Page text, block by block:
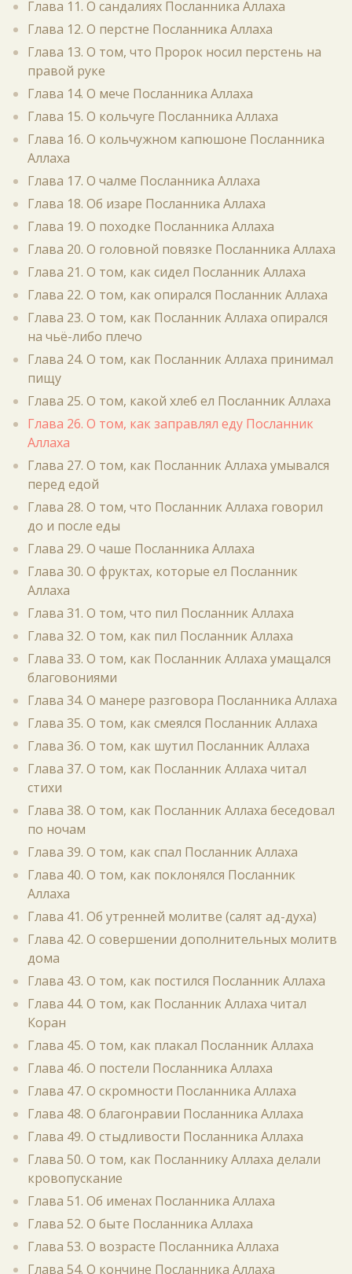
Глава 11. О сандалиях Посланника Аллаха
Глава 12. О перстне Посланника Аллаха
Глава 13. О том, что Пророк носил перстень на
правой руке
Глава 14. О мече Посланника Аллаха
Глава 15. О кольчуге Посланника Аллаха
Глава 16. О кольчужном капюшоне Посланника
Аллаха
Глава 17. О чалме Посланника Аллаха
Глава 18. Об изаре Посланника Аллаха
Глава 19. О походке Посланника Аллаха
Глава 20. О головной повязке Посланника Аллаха
Глава 21. О том, как сидел Посланник Аллаха
Глава 22. О том, как опирался Посланник Аллаха
Глава 23. О том, как Посланник Аллаха опирался
на чьё-либо плечо
Глава 24. О том, как Посланник Аллаха принимал
пищу
Глава 25. О том, какой хлеб ел Посланник Аллаха
Глава 26. О том, как заправлял еду Посланник
Аллаха
Глава 27. О том, как Посланник Аллаха умывался
перед едой
Глава 28. О том, что Посланник Аллаха говорил
до и после еды
Глава 29. О чаше Посланника Аллаха
Глава 30. О фруктах, которые ел Посланник
Аллаха
Глава 31. О том, что пил Посланник Аллаха
Глава 32. О том, как пил Посланник Аллаха
Глава 33. О том, как Посланник Аллаха умащался
благовониями
Глава 34. О манере разговора Посланника Аллаха
Глава 35. О том, как смеялся Посланник Аллаха
Глава 36. О том, как шутил Посланник Аллаха
Глава 37. О том, как Посланник Аллаха читал
стихи
Глава 38. О том, как Посланник Аллаха беседовал
по ночам
Глава 39. О том, как спал Посланник Аллаха
Глава 40. О том, как поклонялся Посланник
Аллаха
Глава 41. Об утренней молитве (салят ад-духа)
Глава 42. О совершении дополнительных молитв
дома
Глава 43. О том, как постился Посланник Аллаха
Глава 44. О том, как Посланник Аллаха читал
Коран
Глава 45. О том, как плакал Посланник Аллаха
Глава 46. О постели Посланника Аллаха
Глава 47. О скромности Посланника Аллаха
Глава 48. О благонравии Посланника Аллаха
Глава 49. О стыдливости Посланника Аллаха
Глава 50. О том, как Посланнику Аллаха делали
кровопускание
Глава 51. Об именах Посланника Аллаха
Глава 52. О быте Посланника Аллаха
Глава 53. О возрасте Посланника Аллаха
Глава 54. О кончине Посланника Аллаха